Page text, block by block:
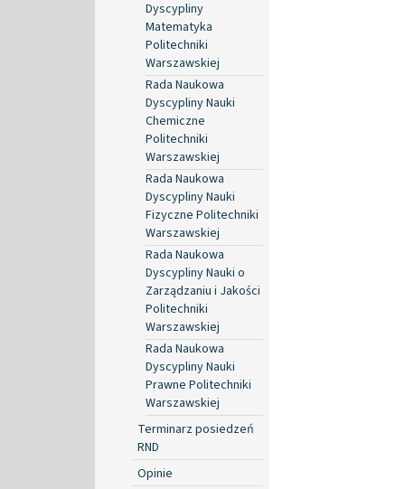
Dyscypliny
Matematyka
Politechniki
Warszawskiej
Rada Naukowa
Dyscypliny Nauki
Chemiczne
Politechniki
Warszawskiej
Rada Naukowa
Dyscypliny Nauki
Fizyczne Politechniki
Warszawskiej
Rada Naukowa
Dyscypliny Nauki o
Zarządzaniu i Jakości
Politechniki
Warszawskiej
Rada Naukowa
Dyscypliny Nauki
Prawne Politechniki
Warszawskiej
Terminarz posiedzeń
RND
Opinie